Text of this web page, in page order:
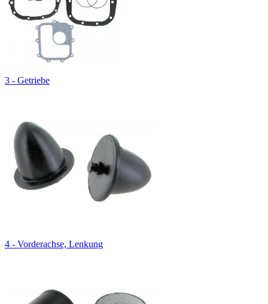
3 - Getriebe
4 - Vorderachse, Lenkung